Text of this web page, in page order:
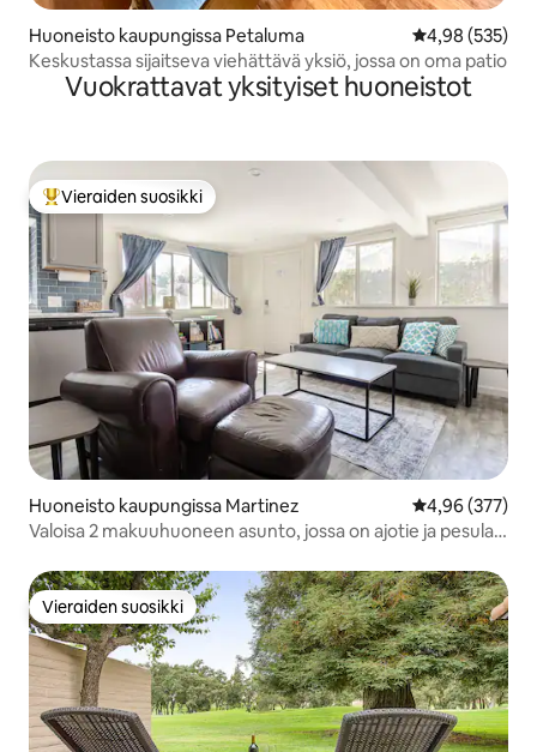
Huoneisto kaupungissa Petaluma
4,98 (535)
Keskustassa sijaitseva viehättävä yksiö, jossa on oma patio
Vuokrattavat yksityiset huoneistot
Vieraiden suosikkien parhaimmistoa
Vieraiden suosikki
Huoneisto kaupungissa Martinez
4,96 (377)
Valoisa 2 makuuhuoneen asunto, jossa on ajotie ja pesula,
Vieraiden suosikki
Vieraiden suosikki